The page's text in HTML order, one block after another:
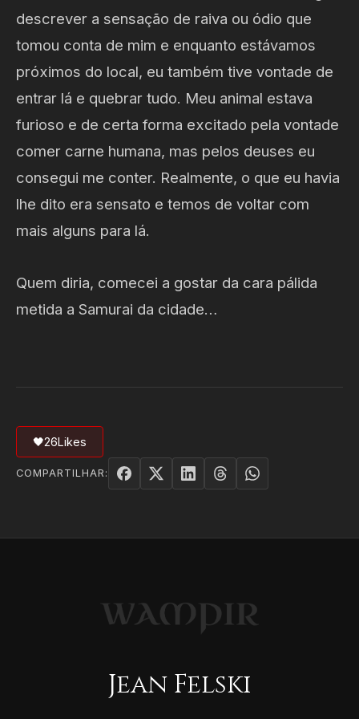
descrever a sensação de raiva ou ódio que
tomou conta de mim e enquanto estávamos
próximos do local, eu também tive vontade de
entrar lá e quebrar tudo. Meu animal estava
furioso e de certa forma excitado pela vontade
comer carne humana, mas pelos deuses eu
consegui me conter. Realmente, o que eu havia
lhe dito era sensato e temos de voltar com
mais alguns para lá.
Quem diria, comecei a gostar da cara pálida
metida a Samurai da cidade…
🖤26Likes
COMPARTILHAR:
Jean Felski